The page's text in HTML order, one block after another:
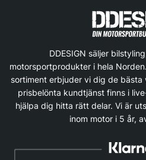
DDESIGN säljer
motorsportprodukter i hela
sortiment erbjuder vi dig de bästa
prisbelönta kundtjänst finns i
hjälpa dig hitta rätt delar. Vi är
inom motor i 5 år,